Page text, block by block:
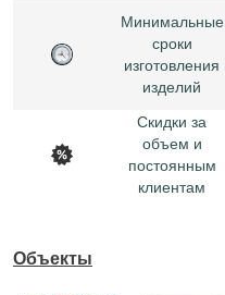
Минимальные
сроки
изготовления
изделий
Скидки за
объем и
постоянным
клиентам
Объекты